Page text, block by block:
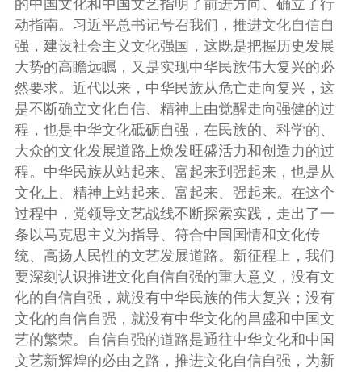
的中国文化和中国文艺指明了前进方向、确立了行
动指南。习近平总书记号召我们，推进文化自信自
强，建设社会主义文化强国，这既是把握历史发展
大势的高瞻远瞩，又是实现中华民族伟大复兴的必
然要求。近代以来，中华民族从危亡走向复兴，这
是不断确立文化自信、精神上由觉醒走向强健的过
程，也是中华文化砥砺自强，在民族的、科学的、
大众的文化发展道路上焕发旺盛活力和创造力的过
程。中华民族从站起来、富起来到强起来，也是从
文化上、精神上站起来、富起来、强起来。在这个
过程中，党领导文艺战线不断探索实践，走出了一
条以马克思主义为指导、符合中国国情和文化传
统、高扬人民性的文艺发展道路。新征程上，我们
要深刻认识推进文化自信自强的重大意义，没有文
化的自信自强，就没有中华民族的伟大复兴；没有
文化的自信自强，就没有中华文化的昌盛和中国文
艺的繁荣。自信自强的道路是通往中华文化和中国
文艺新辉煌的必由之路，推进文化自信自强，为新